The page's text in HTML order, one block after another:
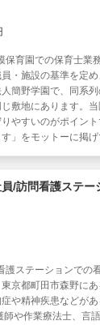
保育園での保育士業
・施設の基準を定
簡野学園で、同系
敷地にあります。
やすいのがポイント
」をモットーに掲
/訪問看護ステ
護ステーションでの
京都町田市森野に
や精神疾患などが
や作業療法士、言